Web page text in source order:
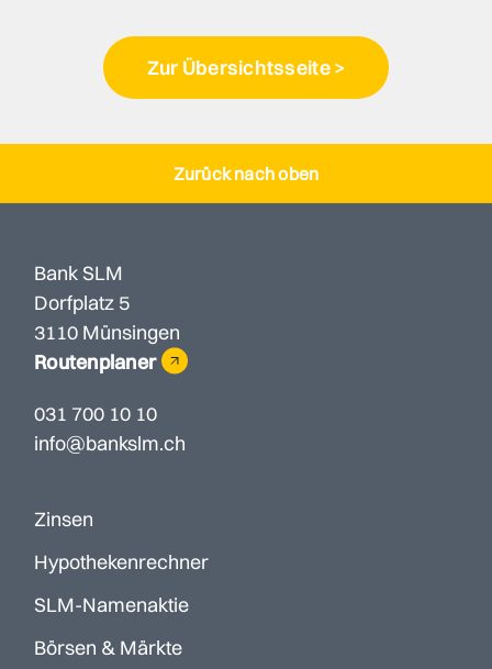
Zur Übersichtsseite >
Zurück nach oben
Bank SLM
Dorfplatz 5
3110 Münsingen
Routenplaner
031 700 10 10
info@bankslm.ch
Zinsen
Hypothekenrechner
SLM-Namenaktie
Börsen & Märkte